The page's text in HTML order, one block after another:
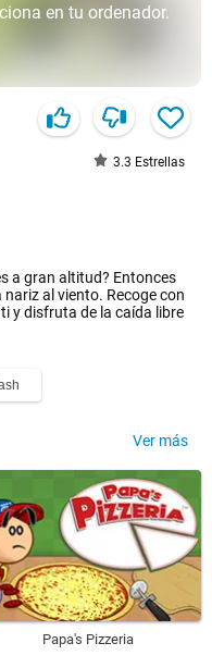
en tu ordenador.
3.3 Estrellas
a gran altitud? Entonces
al viento. Recoge con
y disfruta de la caída libre
Ver más
Papa's Pizzeria